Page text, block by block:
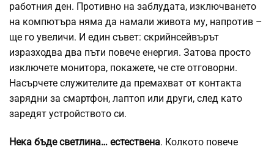
работния ден. Противно на заблудата, изключването
на компютъра няма да намали живота му, напротив –
ще го увеличи. И един съвет: скрийнсейвърът
изразходва два пъти повече енергия. Затова просто
изключете монитора, покажете, че сте отговорни.
Насърчете служителите да премахват от контакта
зарядни за смартфон, лаптоп или други, след като
заредят устройството си.
Нека бъде светлина… естествена. Колкото повече